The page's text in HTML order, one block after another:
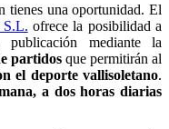
tienes una oportunidad. El
S.L. ofrece la posibilidad a
mediante la
partidos que permitirán al
el deporte vallisoletano.
a dos horas diarias